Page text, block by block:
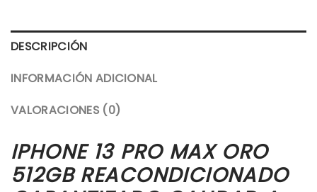
DESCRIPCIÓN
INFORMACIÓN ADICIONAL
VALORACIONES (0)
IPHONE 13 PRO MAX ORO
512GB REACONDICIONADO